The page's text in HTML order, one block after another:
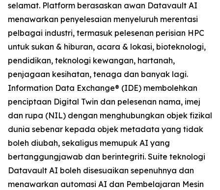
selamat. Platform berasaskan awan Datavault AI
menawarkan penyelesaian menyeluruh merentasi
pelbagai industri, termasuk pelesenan perisian HPC
untuk sukan & hiburan, acara & lokasi, bioteknologi,
pendidikan, teknologi kewangan, hartanah,
penjagaan kesihatan, tenaga dan banyak lagi.
Information Data Exchange® (IDE) membolehkan
penciptaan Digital Twin dan pelesenan nama, imej
dan rupa (NIL) dengan menghubungkan objek fizikal
dunia sebenar kepada objek metadata yang tidak
boleh diubah, sekaligus memupuk AI yang
bertanggungjawab dan berintegriti. Suite teknologi
Datavault AI boleh disesuaikan sepenuhnya dan
menawarkan automasi AI dan Pembelajaran Mesin